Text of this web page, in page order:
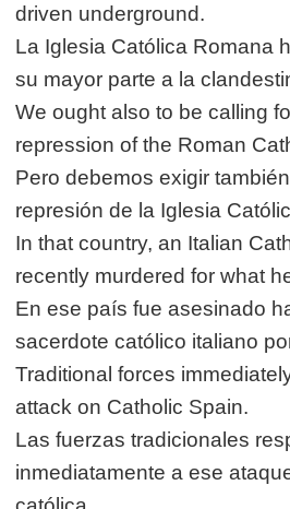
driven underground.
La Iglesia Católica Romana
su mayor parte a la
We ought also to be calling
repression of the Roman
Pero debemos exigir
represión de la Iglesia
In that country, an Italian
recently murdered for what
En ese país fue asesinado
sacerdote católico italiano
Traditional forces
attack on Catholic Spain.
Las fuerzas tradicionales
inmediatamente a ese